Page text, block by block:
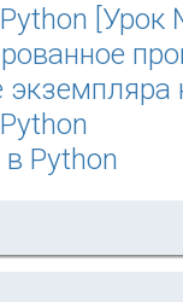
экземпляра
Python